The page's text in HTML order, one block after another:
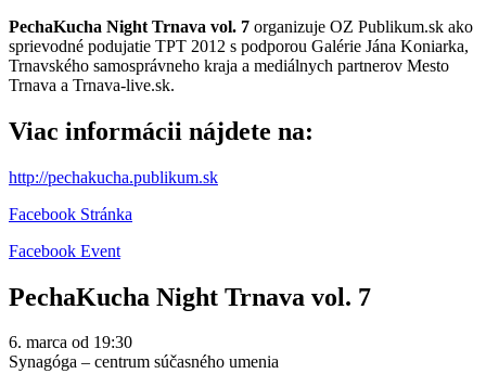
PechaKucha Night Trnava vol. 7 organizuje OZ Publikum.sk ako
sprievodné podujatie TPT 2012 s podporou Galérie Jána Koniarka,
Trnavského samosprávneho kraja a mediálnych partnerov Mesto
Trnava a Trnava-live.sk.
Viac informácii nájdete na:
http://pechakucha.publikum.sk
Facebook Stránka
Facebook Event
PechaKucha Night Trnava vol. 7
6. marca od 19:30
Synagóga – centrum súčasného umenia